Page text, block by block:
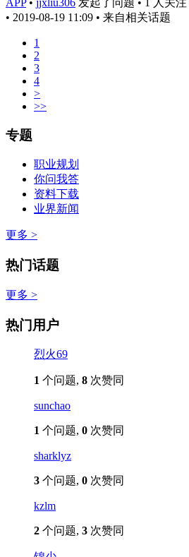
APP• jjxliu306 发起了问题 • 1 人关
• 2019-08-19 11:09 • 来自相关话题
1
2
3
4
>
>>
专题
职业规划
你问我答
资料下载
业界新闻
更多 >
热门话题
更多 >
热门用户
烈火69
1 个问题, 8 次赞同
sunchao
1 个问题, 0 次赞同
sharklyz
3 个问题, 0 次赞同
kzlm
2 个问题, 3 次赞同